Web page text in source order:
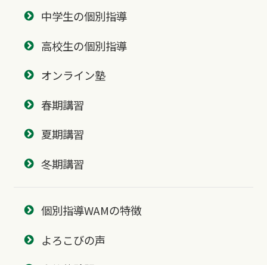
中学生の個別指導
高校生の個別指導
オンライン塾
春期講習
夏期講習
冬期講習
個別指導WAMの特徴
よろこびの声